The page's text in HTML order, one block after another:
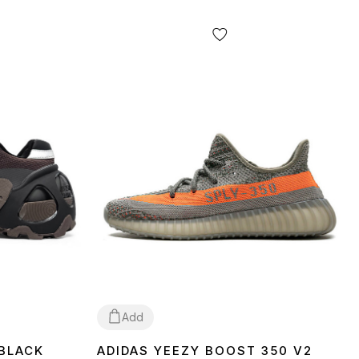
Add
ADIDAS YEEZY BOOST 350 V2